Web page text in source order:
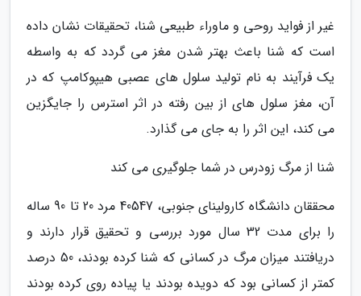
غیر از فواید روحی و ماوراء طبیعی شنا، تحقیقات نشان داده
است که شنا باعث بهتر شدن مغز می گردد که به واسطه
یک فرآیند به نام تولید سلول های عصبی هیپوکامپ که در
آن، مغز سلول های از بین رفته در اثر استرس را جایگزین
می کند، این اثر را به جای می گذارد.
شنا از مرگ زودرس در شما جلوگیری می کند
محققان دانشگاه کارولینای جنوبی، 40547 مرد 20 تا 90 ساله
را برای مدت 32 سال مورد بررسی و تحقیق قرار دارند و
دریافتند میزان مرگ در کسانی که شنا کرده بودند، 50 درصد
کمتر از کسانی بود که دویده بودند یا پیاده روی کرده بودند